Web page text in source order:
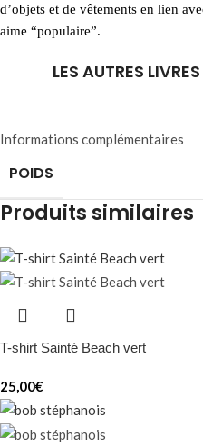
d’objets et de vêtements en lien
aime “populaire”.
LES AUTRES
Informations complémentaires
POIDS
Produits similaires
T-shirt Sainté Beach vert
25,00€